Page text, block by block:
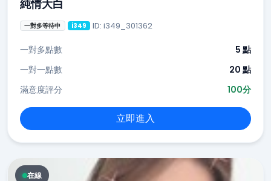
純情大白
一對多等待中 i349 ID: i349_301362
一對多點數
5 點
一對一點數
20 點
滿意度評分
100分
立即進入
在線